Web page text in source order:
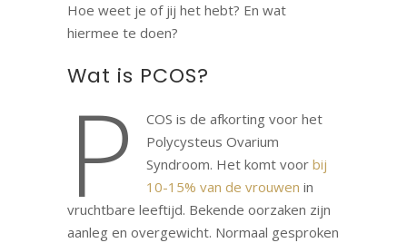
Hoe weet je of jij het hebt? En wat
hiermee te doen?
Wat is PCOS?
P
COS is de afkorting voor het
Polycysteus Ovarium
Syndroom. Het komt voor bij
10-15% van de vrouwen in
vruchtbare leeftijd. Bekende oorzaken zijn
aanleg en overgewicht. Normaal gesproken